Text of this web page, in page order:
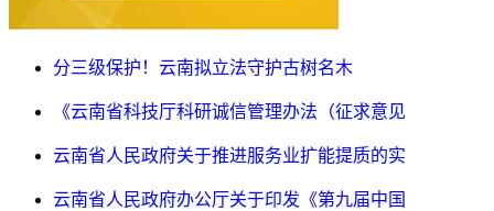
分三级保护！云南拟立法守护古树名木
《云南省科技厅科研诚信管理办法（征求意见
云南省人民政府关于推进服务业扩能提质的实
云南省人民政府办公厅关于印发《第九届中国